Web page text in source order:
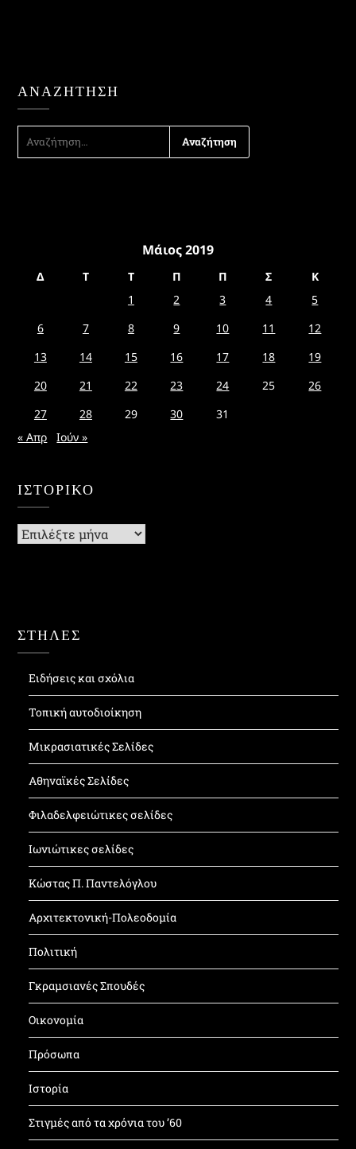
ΑΝΑΖΉΤΗΣΗ
ΓΙΑ:
Μάιος 2019
Δ Τ Τ Π Π Σ
Κ
1
2 3 4
5
6
7 8 9 10 11
12
13
14 15 16 17 18
19
20
21 22 23 24 25
26
27
28 29 30
31
« Απρ
Ιούν »
ΙΣΤΟΡΙΚΌ
Ιστορικό
ΣΤΗΛΕΣ
Ειδήσεις και σχόλια
Τοπική αυτοδιοίκηση
Μικρασιατικές Σελίδες
Αθηναϊκές Σελίδες
Φιλαδελφειώτικες σελίδες
Ιωνιώτικες σελίδες
Κώστας Π. Παντελόγλου
Αρχιτεκτονική-Πολεοδομία
Πολιτική
Γκραμσιανές Σπουδές
Οικονομία
Πρόσωπα
Ιστορία
Στιγμές από τα χρόνια του ’60